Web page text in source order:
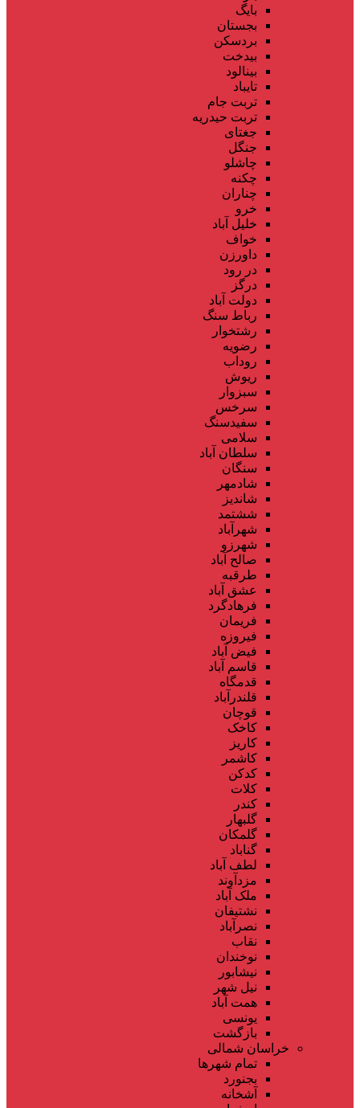
بایگ
بجستان
بردسکن
بیدخت
بینالود
تایباد
تربت جام
تربت حیدریه
جغتای
جنگل
چاشلو
چکنه
چناران
خرو
خلیل آباد
خواف
داورزن
در رود
درگز
دولت آباد
رباط سنگ
رشتخوار
رضویه
روداب
ریوش
سبزوار
سرخس
سفیدسنگ
سلامی
سلطان آباد
سنگان
شادمهر
شاندیز
ششتمد
شهرآباد
شهرزو
صالح آباد
طرقبه
عشق آباد
فرهادگرد
فریمان
فیروزه
فیض آباد
قاسم آباد
قدمگاه
قلندرآباد
قوچان
کاخک
کاریز
کاشمر
کدکن
کلات
کندر
گلبهار
گلمکان
گناباد
لطف آباد
مزدآوند
ملک آباد
نشتیفان
نصرآباد
نقاب
نوخندان
نیشابور
نیل شهر
همت آباد
یونسی
بازگشت
خراسان شمالی
تمام شهر‌ها
بجنورد
آشخانه